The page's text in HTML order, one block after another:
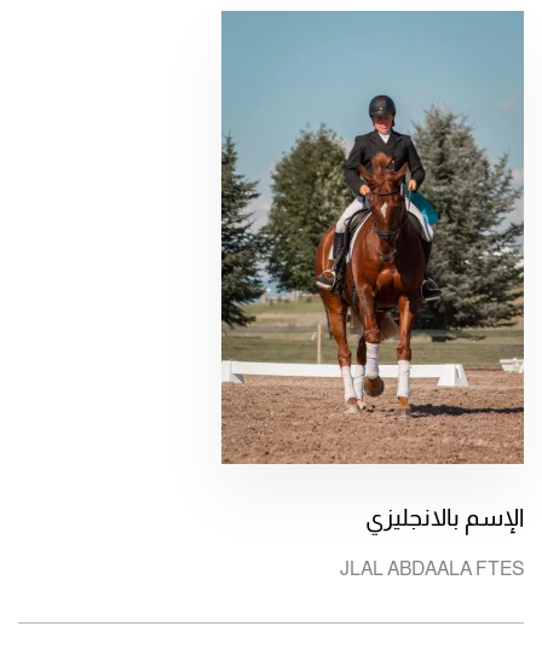
الإسم بالانجليزي
JLAL ABDAALA FTES